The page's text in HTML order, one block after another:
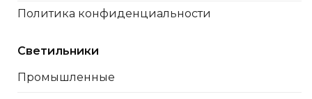
Политика конфиденциальности
Светильники
Промышленные